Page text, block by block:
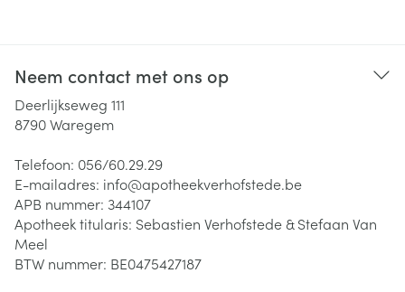
Neem contact met ons op
Deerlijkseweg 111
8790Waregem
Telefoon: 056/60.29.29
E-mailadres: info@apotheekverhofstede.be
APB nummer: 344107
Apotheek titularis: Sebastien Verhofstede & Stefaan Van
Meel
BTW nummer: BE0475427187